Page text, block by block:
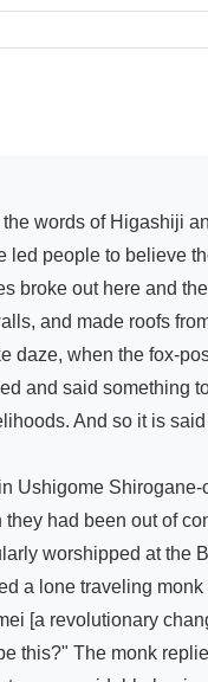
people to believe
broke out here and
and made roofs
daze, when the fox-
and said something
And so it is
Ushigome
had been out of
worshipped at
a lone traveling
[a revolutionary
this?" The monk